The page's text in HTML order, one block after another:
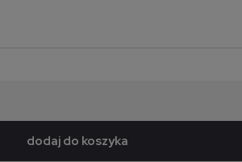
dodaj do koszyka